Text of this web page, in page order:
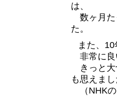
は、
数ヶ月た
た。
また、
非常に良
きっと大
も思えま
（NHKの